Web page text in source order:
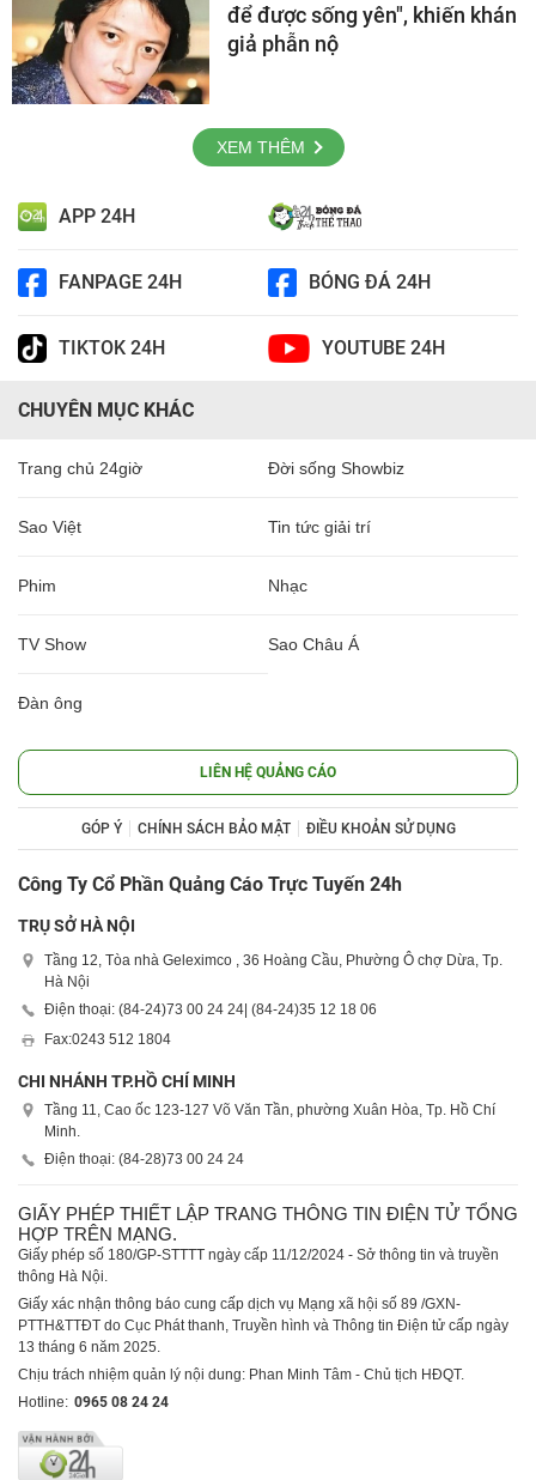
để được sống yên", khiến khán
giả phẫn nộ
XEM THÊM
APP 24H
FANPAGE 24H BÓNG ĐÁ 24H
TIKTOK 24H YOUTUBE 24H
CHUYÊN MỤC KHÁC
Trang chủ 24giờ Đời sống Showbiz
Sao Việt Tin tức giải trí
Phim Nhạc
TV Show Sao Châu Á
Đàn ông
LIÊN HỆ QUẢNG CÁO
GÓP Ý CHÍNH SÁCH BẢO MẬT ĐIỀU KHOẢN SỬ DỤNG
Công Ty Cổ Phần Quảng Cáo Trực Tuyến 24h
TRỤ SỞ HÀ NỘI
Tầng 12, Tòa nhà Geleximco , 36 Hoàng Cầu, Phường Ô chợ Dừa, Tp.
Hà Nội
Điện thoại: (84-24)73 00 24 24 | (84-24)35 12 18 06
Fax:0243 512 1804
CHI NHÁNH TP.HỒ CHÍ MINH
Tầng 11, Cao ốc 123-127 Võ Văn Tần, phường Xuân Hòa, Tp. Hồ Chí
Minh.
Điện thoại: (84-28)73 00 24 24
GIẤY PHÉP THIẾT LẬP TRANG THÔNG TIN ĐIỆN TỬ TỔNG
HỢP TRÊN MẠNG.
Giấy phép số 180/GP-STTTT ngày cấp 11/12/2024 - Sở thông tin và truyền
thông Hà Nội.
Giấy xác nhận thông báo cung cấp dịch vụ Mạng xã hội số 89 /GXN-
PTTH&TTĐT do Cục Phát thanh, Truyền hình và Thông tin Điện tử cấp ngày
13 tháng 6 năm 2025.
Chịu trách nhiệm quản lý nội dung: Phan Minh Tâm - Chủ tịch HĐQT.
Hotline: 0965 08 24 24